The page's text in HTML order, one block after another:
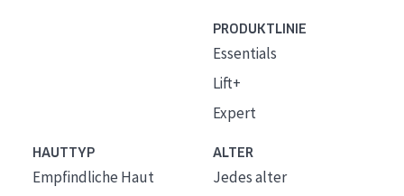
PRODUKTLINIE
Essentials
Lift+
Expert
HAUTTYP
Empfindliche Haut
ALTER
Jedes alter